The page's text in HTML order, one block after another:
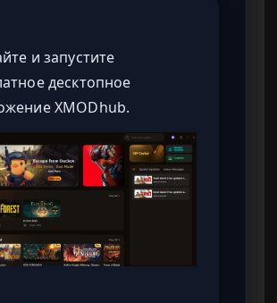
и запустите
десктопное
XMODhub.